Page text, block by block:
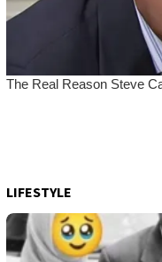
LIFESTYLE